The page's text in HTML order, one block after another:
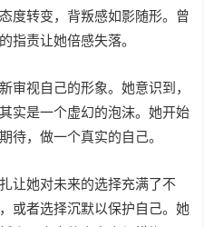
度转变，背叛感如影随形。曾
指责让她倍感失落。
审视自己的形象。她意识到，
实是一个虚幻的泡沫。她开始
待，做一个真实的自己。
让她对未来的选择充满了不
或者选择沉默以保护自己。她